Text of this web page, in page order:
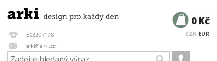
603207178
arki@arki.cz
CZK EUR
0 Kč